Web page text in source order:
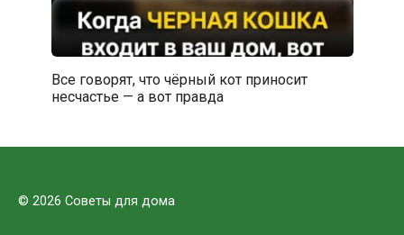
Все говорят, что чёрный кот приносит
несчастье — а вот правда
© 2026 Советы для дома